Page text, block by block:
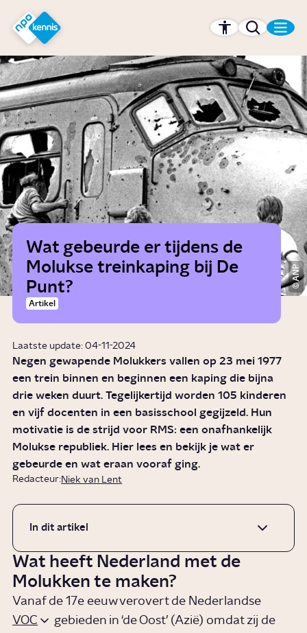
Hét kennisplatform van de NPO
ANP
Wat gebeurde er tijdens de
Molukse treinkaping bij De
Punt?
Artikel
Laatste update: 04-11-2024
Negen gewapende Molukkers vallen op 23 mei 1977
een trein binnen en beginnen een kaping die bijna
drie weken duurt. Tegelijkertijd worden 105 kinderen
en vijf docenten in een basisschool gegijzeld. Hun
motivatie is de strijd voor RMS: een onafhankelijk
Molukse republiek. Hier lees en bekijk je wat er
gebeurde en wat eraan vooraf ging.
Redacteur:Niek van Lent
In dit artikel
Wat heeft Nederland met de
Molukken te maken?
Vanaf de 17e eeuw verovert de Nederlandse
VOC
gebieden in ‘de Oost’ (Azië) omdat zij de